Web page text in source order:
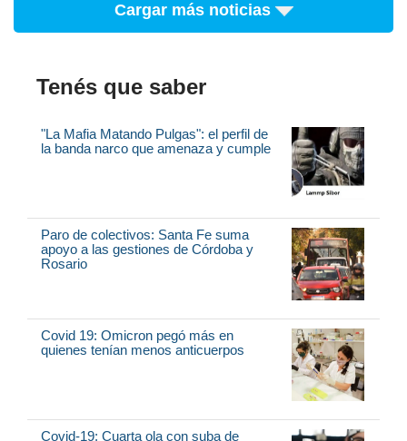
Cargar más noticias
Tenés que saber
"La Mafia Matando Pulgas": el perfil de
la banda narco que amenaza y cumple
Paro de colectivos: Santa Fe suma
apoyo a las gestiones de Córdoba y
Rosario
Covid 19: Omicron pegó más en
quienes tenían menos anticuerpos
Covid-19: Cuarta ola con suba de